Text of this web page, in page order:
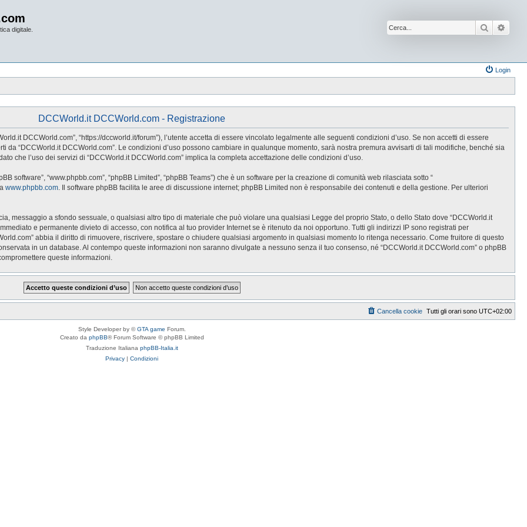
digitale. Cerca
Login
DCCWorld.it DCCWorld.com - Registrazione
DCCWorld.com”, “https://dccworld.it/forum”), l’utente accetta di essere vincolato legalmente alle seguenti condizioni d’uso. Se non accetti di essere
da “DCCWorld.it DCCWorld.com”. Le condizioni d’uso possono cambiare in qualunque momento, sarà nostra premura avvisarti di tali modifiche, benché sia
che l’uso dei servizi di “DCCWorld.it DCCWorld.com” implica la completa accettazione delle condizioni d’uso.
software”, “www.phpbb.com”, “phpBB Limited”, “phpBB Teams”) che è un software per la creazione di comunità web rilasciata sotto “
www.phpbb.com. Il software phpBB facilita le aree di discussione internet; phpBB Limited non è responsabile dei contenuti e della gestione. Per ulteriori
messaggio a sfondo sessuale, o qualsiasi altro tipo di materiale che può violare una qualsiasi Legge del proprio Stato, o dello Stato dove “DCCWorld.it
e permanente divieto di accesso, con notifica al tuo provider Internet se è ritenuto da noi opportuno. Tutti gli indirizzi IP sono registrati per
abbia il diritto di rimuovere, riscrivere, spostare o chiudere qualsiasi argomento in qualsiasi momento lo ritenga necessario. Come fruitore di questo
in un database. Al contempo queste informazioni non saranno divulgate a nessuno senza il tuo consenso, né “DCCWorld.it DCCWorld.com” o phpBB
queste informazioni.
Tutti gli orari sono UTC+02:00
Cancella cookie
Style Developer by ©GTA game Forum.
Creato da phpBB® Forum Software © phpBB Limited
Traduzione Italiana phpBB-Italia.it
Privacy | Condizioni